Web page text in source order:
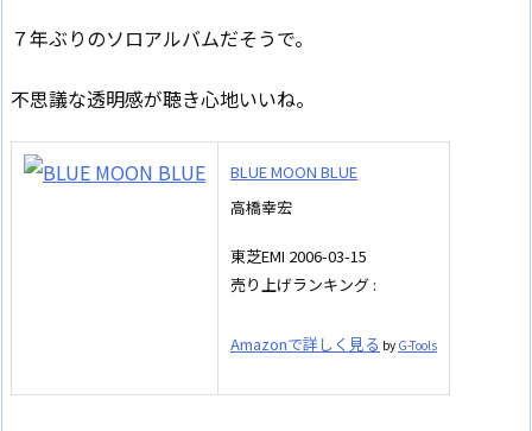
７年ぶりのソロアルバムだそうで。
不思議な透明感が聴き心地いいね。
BLUE MOON BLUE
高橋幸宏
東芝EMI 2006-03-15
売り上げランキング :
Amazonで詳しく見る by G-Tools